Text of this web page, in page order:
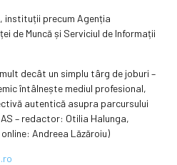
instituții precum Agenția
de Muncă și Serviciul de Informații
decât un simplu târg de joburi –
întâlnește mediul profesional,
autentică asupra parcursului
– redactor: Otilia Halunga,
Andreea Lăzăroiu)